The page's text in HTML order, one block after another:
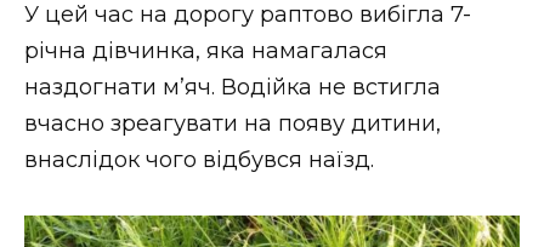
ВІДЕО
У цей час на дорогу раптово вибігла 7-
річна дівчинка, яка намагалася
наздогнати м’яч. Водійка не встигла
вчасно зреагувати на появу дитини,
внаслідок чого відбувся наїзд.